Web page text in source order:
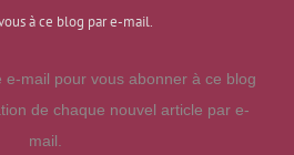
à ce blog par e-mail.
e-mail pour vous abonner à ce blog
de chaque nouvel article par e-
mail.